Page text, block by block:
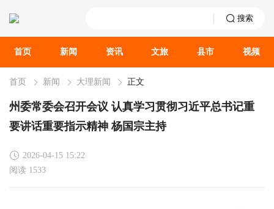
搜索
首页 新闻 资讯 文旅 县市 视频
首页 新闻 大理新闻 正文
州委常委会召开会议 认真学习贯彻习近平总书记重
要讲话重要指示精神 杨国宗主持
2026-04-15 15:22
阅读 1533